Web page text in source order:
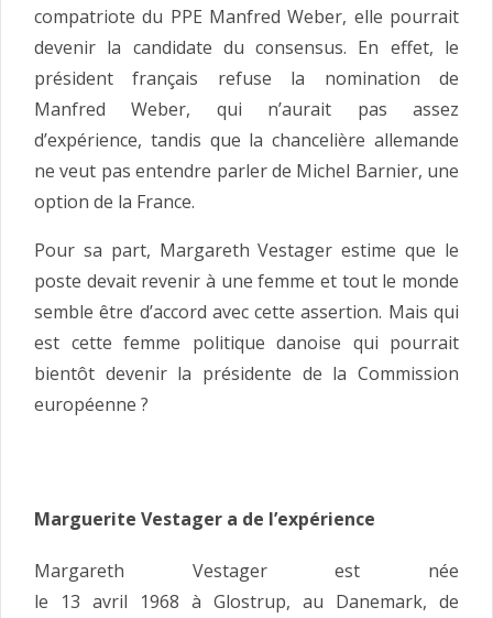
compatriote du PPE Manfred Weber, elle pourrait
devenir la candidate du consensus. En effet, le
président français refuse la nomination de
Manfred Weber, qui n’aurait pas assez
d’expérience, tandis que la chancelière allemande
ne veut pas entendre parler de Michel Barnier, une
option de la France.
Pour sa part, Margareth Vestager estime que le
poste devait revenir à une femme et tout le monde
semble être d’accord avec cette assertion. Mais qui
est cette femme politique danoise qui pourrait
bientôt devenir la présidente de la Commission
européenne ?
Marguerite Vestager a de l’expérience
Margareth Vestager est née
le 13 avril 1968 à Glostrup, au Danemark, de